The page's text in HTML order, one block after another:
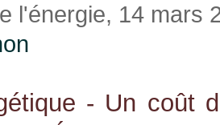
l'énergie, 14 mars
- Un coût